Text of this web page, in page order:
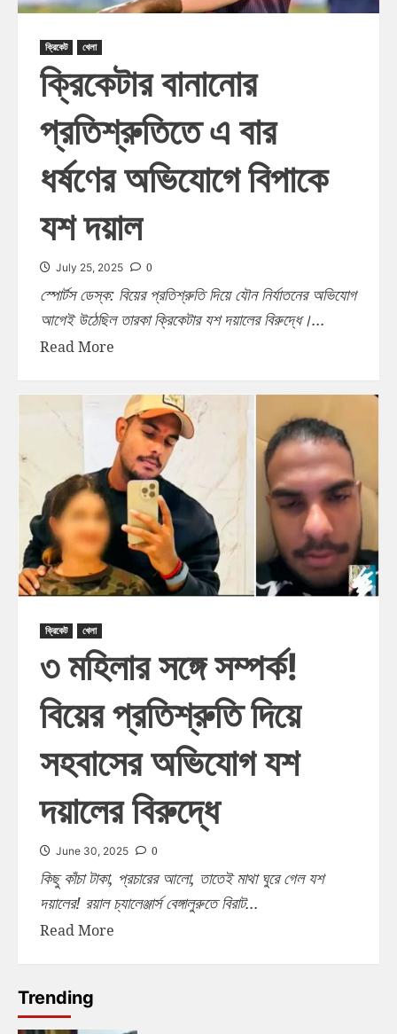
ক্রিকেট খেলা
ক্রিকেটার বানানোর
প্রতিশ্রুতিতে এ বার
ধর্ষণের অভিযোগে বিপাকে
যশ দয়াল
July 25, 2025 0
স্পোর্টস ডেস্ক: বিয়ের প্রতিশ্রুতি দিয়ে যৌন নির্যাতনের অভিযোগ
আগেই উঠেছিল তারকা ক্রিকেটার যশ দয়ালের বিরুদ্ধে।...
Read More
ক্রিকেট খেলা
৩ মহিলার সঙ্গে সম্পর্ক!
বিয়ের প্রতিশ্রুতি দিয়ে
সহবাসের অভিযোগ যশ
দয়ালের বিরুদ্ধে
June 30, 2025 0
কিছু কাঁচা টাকা, প্রচারের আলো, তাতেই মাথা ঘুরে গেল যশ
দয়ালের! রয়াল চ্যালেঞ্জার্স বেঙ্গালুরুতে বিরাট...
Read More
Trending